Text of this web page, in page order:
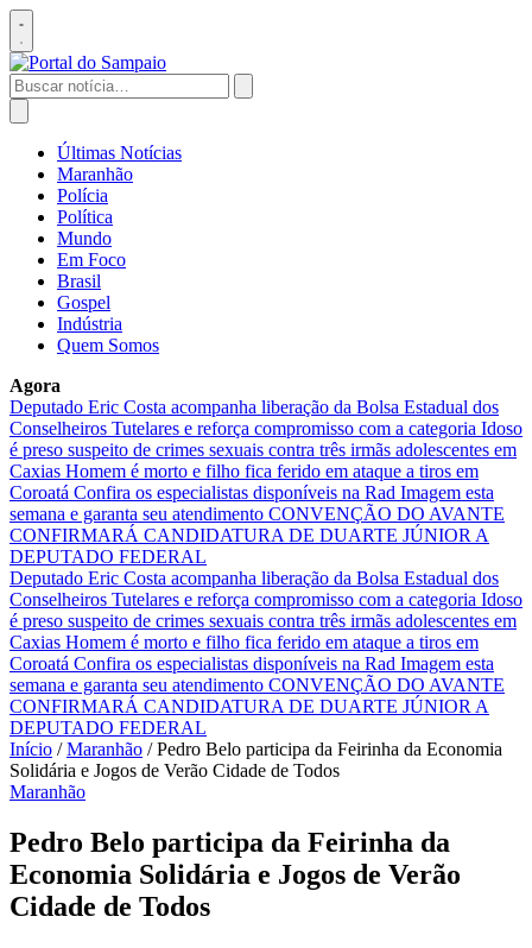
Pular
para
o
conteúdo
Abrir
menu
Buscar
por:
Abrir
buscaÚltimas Notícias
Maranhão
Polícia
Política
Mundo
Em Foco
Brasil
Gospel
Indústria
Quem Somos
Agora
Deputado Eric Costa acompanha liberação da Bolsa Estadual dos
Conselheiros Tutelares e reforça compromisso com a categoria Idoso
é preso suspeito de crimes sexuais contra três irmãs adolescentes em
Caxias Homem é morto e filho fica ferido em ataque a tiros em
Coroatá Confira os especialistas disponíveis na Rad Imagem esta
semana e garanta seu atendimento CONVENÇÃO DO AVANTE
CONFIRMARÁ CANDIDATURA DE DUARTE JÚNIOR A
DEPUTADO FEDERAL
Deputado Eric Costa acompanha liberação da Bolsa Estadual dos
Conselheiros Tutelares e reforça compromisso com a categoria Idoso
é preso suspeito de crimes sexuais contra três irmãs adolescentes em
Caxias Homem é morto e filho fica ferido em ataque a tiros em
Coroatá Confira os especialistas disponíveis na Rad Imagem esta
semana e garanta seu atendimento CONVENÇÃO DO AVANTE
CONFIRMARÁ CANDIDATURA DE DUARTE JÚNIOR A
DEPUTADO FEDERAL
Início / Maranhão / Pedro Belo participa da Feirinha da Economia
Solidária e Jogos de Verão Cidade de Todos
Maranhão
Pedro Belo participa da Feirinha da
Economia Solidária e Jogos de Verão
Cidade de Todos